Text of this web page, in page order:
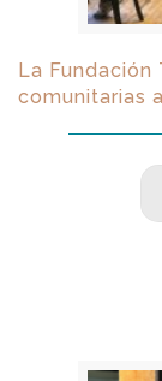
La
comunitarias